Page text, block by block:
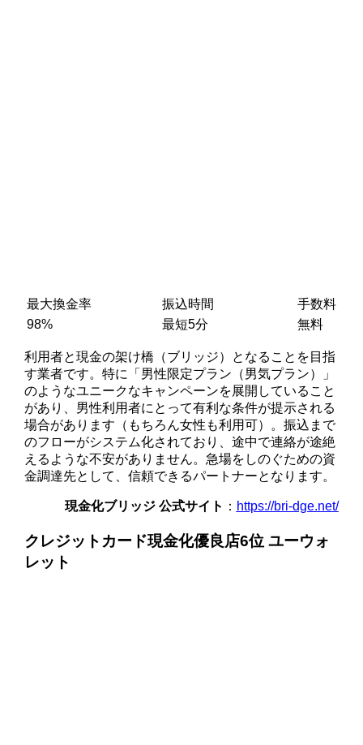
最大換金率 振込時間
手数料
98%
最短5分 無料
利用者と現金の架け橋（ブリッジ）となることを目指
す業者です。特に「男性限定プラン（男気プラン）」
のようなユニークなキャンペーンを展開していること
があり、男性利用者にとって有利な条件が提示される
場合があります（もちろん女性も利用可）。振込まで
のフローがシステム化されており、途中で連絡が途絶
えるような不安がありません。急場をしのぐための資
金調達先として、信頼できるパートナーとなります。
現金化ブリッジ 公式サイト ： https://bri-dge.net/
クレジットカード現金化優良店6位 ユーウォ
レット